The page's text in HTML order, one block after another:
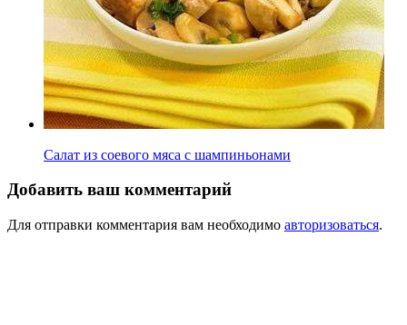
Салат из соевого мяса с шампиньонами
Добавить ваш комментарий
Для отправки комментария вам необходимо авторизоваться.